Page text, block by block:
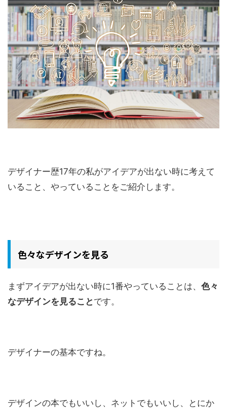
デザイナー歴17年の私がアイデアが出ない時に考えて
いること、やっていることをご紹介します。
色々なデザインを見る
まずアイデアが出ない時に1番やっていることは、 色々
なデザインを見ること です。
デザイナーの基本ですね。
デザインの本でもいいし、ネットでもいいし、とにか